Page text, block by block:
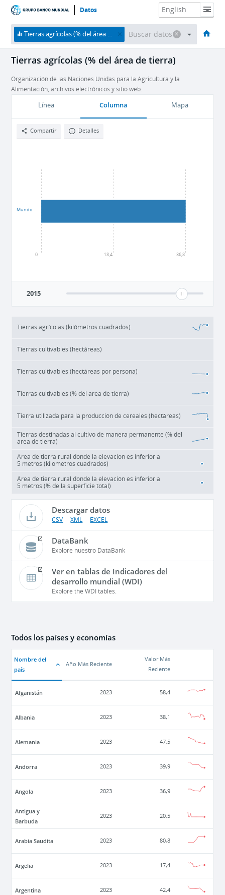
Datos
HOME Economías Temas Datos y recursos Sobre nosotros
Tierras agrícolas (% del área de tierra)
Tierras agrícolas (% del área de tierra)
Organización de las Naciones Unidas para la Agricultura y la
Alimentación, archivos electrónicos y sitio web.
Línea Columna Mapa
Compartir Detalles
0 18,4 36,8
Mundo
2015
Tierras agrícolas (kilómetros cuadrados)
Tierras cultivables (hectáreas)
Tierras cultivables (hectáreas por persona)
Tierras cultivables (% del área de tierra)
Tierra utilizada para la producción de cereales (hectáreas)
Tierras destinadas al cultivo de manera permanente (% del
área de tierra)
Área de tierra rural donde la elevación es inferior a
5 metros (kilómetros cuadrados)
Área de tierra rural donde la elevación es inferior a
5 metros (% de la superficie total)
Descargar datos
CSV XML EXCEL
DataBank
Explore nuestro DataBank
Ver en tablas de Indicadores del
desarrollo mundial (WDI)
Explore the WDI tables.
Todos los países y economías
Nombre del
país
Año Más Reciente
Valor Más
Reciente
Afganistán 2023 58,4
Albania 2023 38,1
Alemania 2023 47,5
Andorra 2023 39,9
Angola 2023 36,9
Antigua y
Barbuda
2023 20,5
Arabia Saudita 2023 80,8
Argelia 2023 17,4
Argentina 2023 42,4